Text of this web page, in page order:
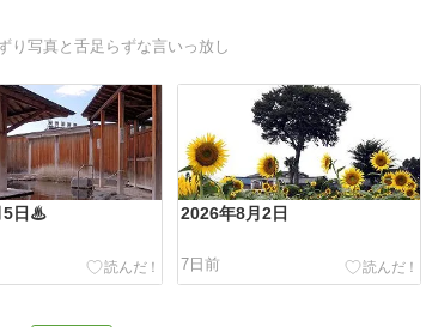
り写真と舌足らずな言いっ放し
5日♨ 2026年8月2日
7日前